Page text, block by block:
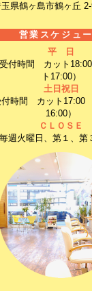
玉県鶴ヶ島市鶴ヶ丘
営業スケジュ
平 日
受付時間 カット
ト17:00）
土日祝日
付時間 カット17:00
16:00）
ＣＬＯＳＥ
毎週火曜日、第１、第